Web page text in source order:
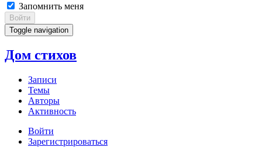
Запомнить меня
Войти
Toggle navigation
Дом стихов
Записи
Темы
Авторы
Активность
Войти
Зарегистрироваться